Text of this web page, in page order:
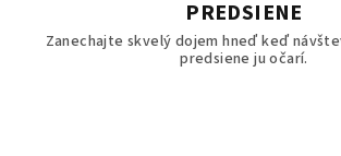
PREDSIENE
Zanechajte skvelý dojem hneď keď
predsiene ju očarí.